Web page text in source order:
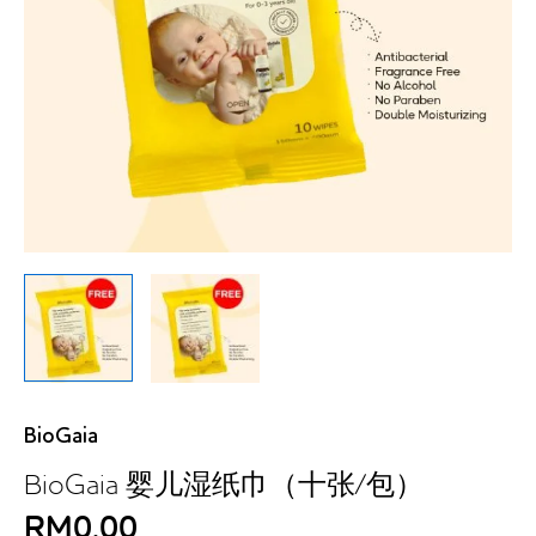
BioGaia
BioGaia 婴儿湿纸巾（十张/包）